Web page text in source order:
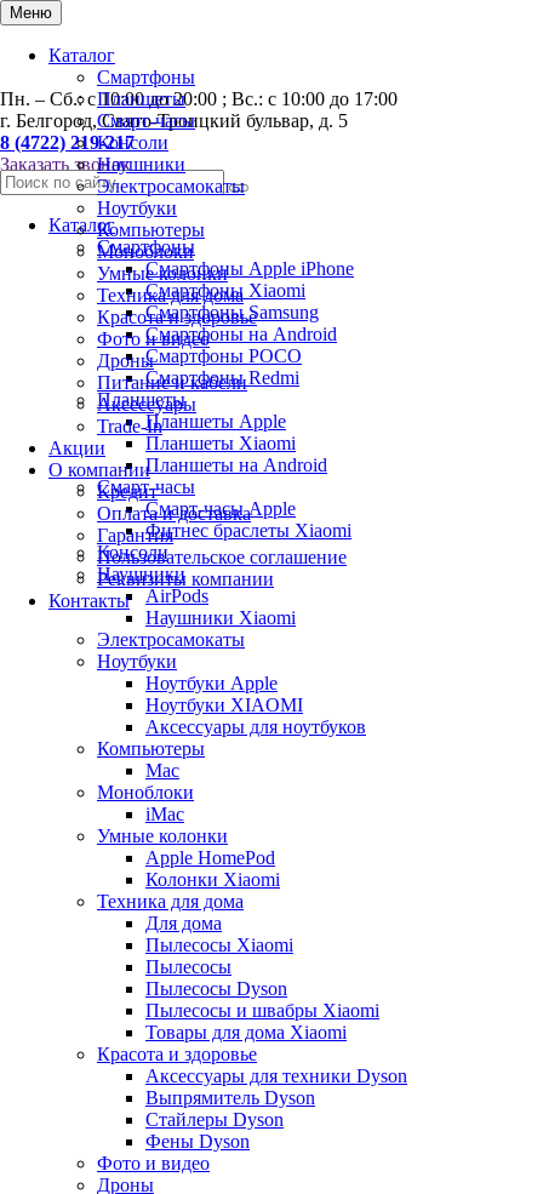
Меню
Каталог
Смартфоны
Планшеты
Смарт-часы
Консоли
Наушники
Электросамокаты
Ноутбуки
Компьютеры
Моноблоки
Умные колонки
Техника для дома
Красота и здоровье
Фото и видео
Дроны
Питание и кабели
Аксессуары
Trade-In
Акции
О компании
Кредит
Оплата и доставка
Гарантия
Пользовательское соглашение
Реквизиты компании
Контакты
0
Пн. – Сб.: с 10:00 до 20:00 ; Вс.: с 10:00 до 17:00
г. Белгород, Свято-Троицкий бульвар, д. 5
8 (4722) 219-217
Заказать звонок
Каталог
Смартфоны
Смартфоны Apple iPhone
Смартфоны Хiaomi
Смартфоны Samsung
Смартфоны на Android
Смартфоны POCO
Смартфоны Redmi
Планшеты
Планшеты Apple
Планшеты Xiaomi
Планшеты на Android
Смарт-часы
Смарт-часы Apple
Фитнес браслеты Xiaomi
Консоли
Наушники
AirPods
Наушники Xiaomi
Электросамокаты
Ноутбуки
Ноутбуки Apple
Ноутбуки XIAOMI
Аксессуары для ноутбуков
Компьютеры
Mac
Моноблоки
iMac
Умные колонки
Apple HomePod
Колонки Xiaomi
Техника для дома
Для дома
Пылесосы Xiaomi
Пылесосы
Пылесосы Dyson
Пылесосы и швабры Xiaomi
Товары для дома Xiaomi
Красота и здоровье
Аксессуары для техники Dyson
Выпрямитель Dyson
Стайлеры Dyson
Фены Dyson
Фото и видео
Дроны